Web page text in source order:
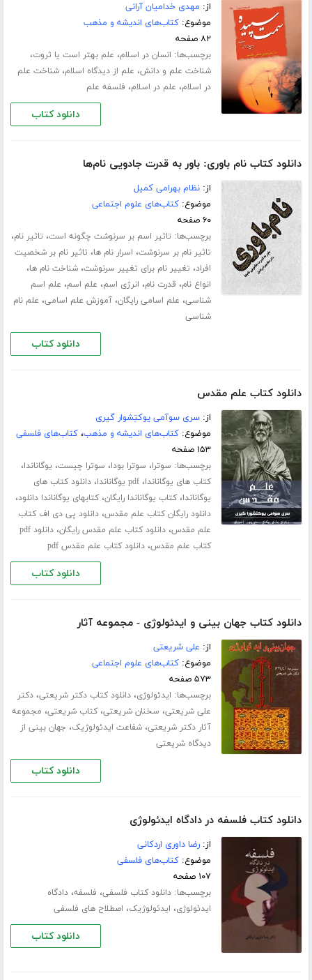
از: مهدی خدامیان آرانی
موضوع:کتاب‌های اندیشه و مذهب
۸۲ صفحه
برچسب‌ها: انسان در اسلام، علم بهتر است یا ثروت،
شناخت علم و دانش، علم از دیدگاه اسلام،شناخت علم
در اسلام، علم در اسلام، فلسفه علم
دانلود کتاب
دانلود کتاب نام باوری: باور به قدرت جادویی نام‌ها
از:نظام بهرامی کمیل
موضوع:کتاب‌های علوم اجتماعی
۶۰ صفحه
برچسب‌ها: تاثیر اسم بر سرنوشت چگونه است، تاثیر نام،
تاثیر نام بر سرنوشت، اسرار نام ها، تاثیر نام بر شخصیت
افراد، تغییر نام برای تغییر سرنوشت،شناخت نام ها،
انواع نام، قدرت نام، انرژی اسم، علم اسم، علم اسم
شناسی، علم اسامی رایگان،آموزش علم اسامی، علم نام
شناسی
دانلود کتاب
دانلود کتاب علم مقدس
از:سری سوآمی یوکتِشوار گیری
موضوع:کتاب‌های اندیشه و مذهب،کتاب‌های فلسفی
۱۵۳ صفحه
برچسب‌ها: سوترا، سوترا بودا، سوترا چیست، یوگاناندا،
کتاب های یوگاناندا،pdf یوگاناندا ،دانلود کتاب های
یوگاناندا،کتاب یوگاناندا رایگان،کتابهای یوگاناندا دانلود،
دانلود رایگان کتاب علم مقدس،دانلود پی دی اف کتاب
علم مقدس،دانلود کتاب علم مقدس رایگان،
دانلود pdf
کتاب علم مقدس،دانلود کتاب علم مقدس pdf
دانلود کتاب
دانلود کتاب جهان بینی و ایدئولوژی - مجموعه آثار
از: علی شریعتی
موضوع:کتاب‌های علوم اجتماعی
۵۷۳ صفحه
برچسب‌ها: ایدئولوژی،دانلود کتاب دکتر شریعتی،دکتر
علی شریعتی، سخنان شریعتی،کتاب شریعتی، مجموعه
آثار دکتر شریعتی،شفاعت ایدئولوژیک، جهان بینی از
دیدگاه شریعتی
دانلود کتاب
دانلود کتاب فلسفه در دادگاه ایدئولوژی
از:رضا داوری اردکانی
موضوع:کتاب‌های فلسفی
۱۰۷ صفحه
برچسب‌ها:دانلود کتاب فلسفی، فلسفه،دادگاه
ایدئولوژی، ایدئولوژیک، اصطلاح های فلسفی
دانلود کتاب